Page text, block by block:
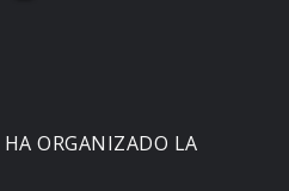
ORGANIZADO LA